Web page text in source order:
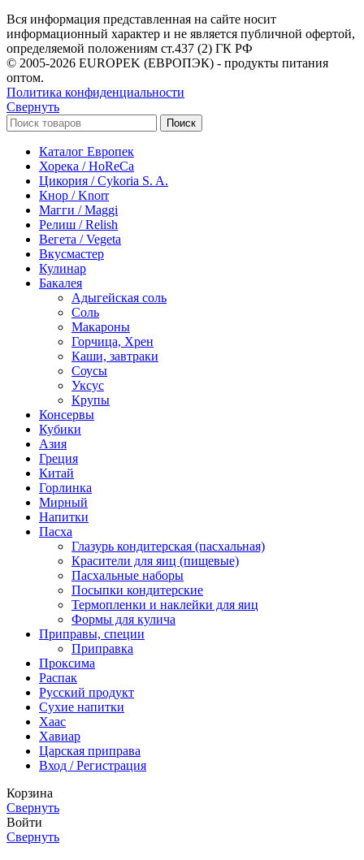
Вся информация представленная на сайте носит
информационный характер и не является публичной офертой,
определяемой положениям ст.437 (2) ГК РФ
© 2005-2026 EUROPEK (ЕВРОПЭК) - продукты питания
оптом.
Политика конфиденциальности
Свернуть
Поиск
Каталог Европек
Хорека / HoReCa
Цикория / Cykoria S. A.
Кнор / Knorr
Магги / Maggi
Релиш / Relish
Вегета / Vegeta
Вкусмастер
Кулинар
Бакалея
Адыгейская соль
Соль
Макароны
Горчица, Хрен
Каши, завтраки
Соусы
Уксус
Крупы
Консервы
Кубики
Азия
Греция
Китай
Горлинка
Мирный
Напитки
Пасха
Глазурь кондитерская (пасхальная)
Красители для яиц (пищевые)
Пасхальные наборы
Посыпки кондитерские
Термопленки и наклейки для яиц
Формы для кулича
Приправы, специи
Приправка
Проксима
Распак
Русский продукт
Сухие напитки
Хаас
Хавиар
Царская приправа
Вход / Регистрация
Корзина
Свернуть
Войти
Свернуть